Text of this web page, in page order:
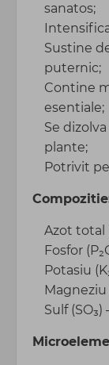
sanatos;
Sustine
puternic;
Contine
esentiale;
Se
plante;
Potrivit
Azot total
Fosfor
Potasiu
Magneziu
Sulf (SO₃)